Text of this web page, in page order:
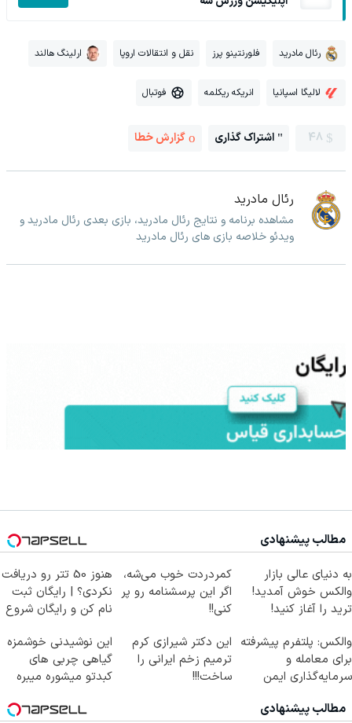
رئال مادرید فلورنتینو پرز نقل و انتقالات اروپا ارلینگ هالند
لالیگا اسپانیا انریکه ریکلمه فوتبال
48 اشتراک گذاری گزارش خطا
رئال مادرید
مشاهده برنامه و نتایج رئال مادرید، بازی بعدی رئال مادرید و
ویدئو خلاصه بازی های رئال مادرید
مطالب پیشنهادی
به دنیای عالی بازار
والکس خوش آمدید!
ترید را آغاز کنید!
کمردردت خوب می‌شه،
اگر این پرسشنامه رو پر
کنی!!
هنوز 50 تتر رو دریافت
نکردی؟ | رایگان ثبت
نام کن و رایگان شروع
والکس: پلتفرم پیشرفته
برای معامله و
سرمایه‌گذاری ایمن
این دکتر شیرازی کرم
ترمیم زخم ایرانی را
ساخت!!!
این نوشیدنی خوشمزه
گیاهی چربی های
کبدتو میشوره میبره
مطالب پیشنهادی